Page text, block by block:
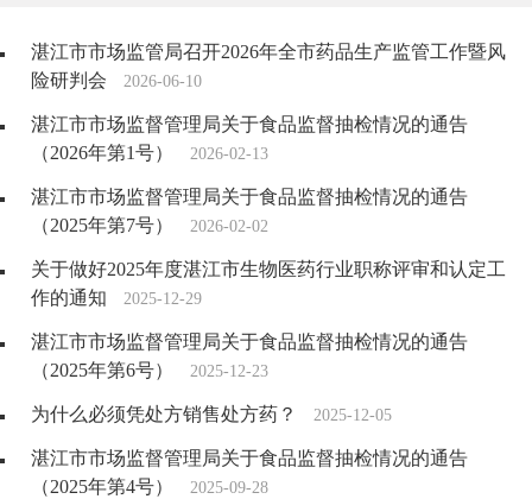
湛江市市场监管局召开2026年全市药品生产监管工作暨风
险研判会
2026-06-10
湛江市市场监督管理局关于食品监督抽检情况的通告
（2026年第1号）
2026-02-13
湛江市市场监督管理局关于食品监督抽检情况的通告
（2025年第7号）
2026-02-02
关于做好2025年度湛江市生物医药行业职称评审和认定工
作的通知
2025-12-29
湛江市市场监督管理局关于食品监督抽检情况的通告
（2025年第6号）
2025-12-23
为什么必须凭处方销售处方药？ 2025-12-05
湛江市市场监督管理局关于食品监督抽检情况的通告
（2025年第4号）
2025-09-28